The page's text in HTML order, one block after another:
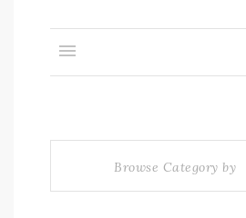
Browse Category by